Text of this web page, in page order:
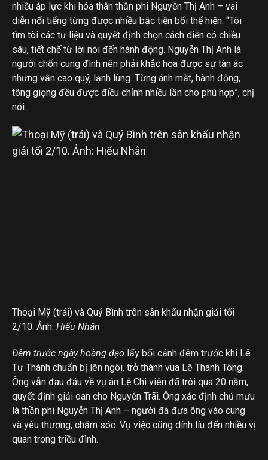
nhiều áp lực khi hóa thân thần phi Nguyễn Thị Anh – vai
diễn nổi tiếng từng được nhiều bậc tiền bối thể hiện. “Tôi
tìm tòi các tư liệu và quyết định chọn cách diễn có chiều
sâu, tiết chế từ lời nói đến hành động. Nguyễn Thị Anh là
người chốn cung đình nên phải khắc họa được sự tàn ác
nhưng vẫn cao quý, lạnh lùng. Từng ánh mắt, hành động,
tông giọng đều được điều chỉnh nhiều lần cho phù hợp”, chị
nói.
Thoại Mỹ (trái) và Quý Bình trên sân khấu nhận giải tối
2/10. Ảnh: Hiểu Nhân
Đêm trước ngày hoàng đạo lấy bối cảnh đêm trước khi Lê
Tư Thành chuẩn bị lên ngôi, trở thành vua Lê Thánh Tông.
Ông vẫn đau đáu về vụ án Lệ Chi viên đã trôi qua 20 năm,
quyết định giải oan cho Nguyễn Trãi. Ông xác định chủ mưu
là thần phi Nguyễn Thị Anh – người đã đưa ông vào cung
và yêu thương, chăm sóc. Vụ việc cũng dính líu đến nhiều vị
quan trong triều đình.